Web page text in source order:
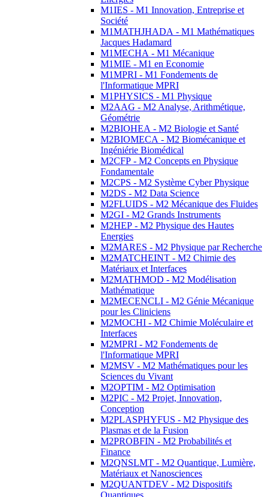
M1IES - M1 Innovation, Entreprise et
Société
M1MATHJHADA - M1 Mathématiques
Jacques Hadamard
M1MECHA - M1 Mécanique
M1MIE - M1 en Economie
M1MPRI - M1 Fondements de
l'Informatique MPRI
M1PHYSICS - M1 Physique
M2AAG - M2 Analyse, Arithmétique,
Géométrie
M2BIOHEA - M2 Biologie et Santé
M2BIOMECA - M2 Biomécanique et
Ingéniérie Biomédical
M2CFP - M2 Concepts en Physique
Fondamentale
M2CPS - M2 Système Cyber Physique
M2DS - M2 Data Science
M2FLUIDS - M2 Mécanique des Fluides
M2GI - M2 Grands Instruments
M2HEP - M2 Physique des Hautes
Energies
M2MARES - M2 Physique par Recherche
M2MATCHEINT - M2 Chimie des
Matériaux et Interfaces
M2MATHMOD - M2 Modélisation
Mathématique
M2MECENCLI - M2 Génie Mécanique
pour les Cliniciens
M2MOCHI - M2 Chimie Moléculaire et
Interfaces
M2MPRI - M2 Fondements de
l'Informatique MPRI
M2MSV - M2 Mathématiques pour les
Sciences du Vivant
M2OPTIM - M2 Optimisation
M2PIC - M2 Projet, Innovation,
Conception
M2PLASPHYFUS - M2 Physique des
Plasmas et de la Fusion
M2PROBFIN - M2 Probabilités et
Finance
M2QNSLMT - M2 Quantique, Lumière,
Matériaux et Nanosciences
M2QUANTDEV - M2 Dispositifs
Quantiques